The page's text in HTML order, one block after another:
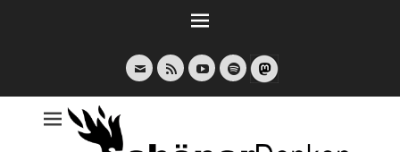
E-
Mail
Feed YouTubeSpotify